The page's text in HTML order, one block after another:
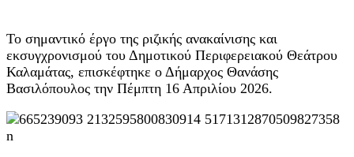
Το σημαντικό έργο της ριζικής ανακαίνισης και
εκσυγχρονισμού του Δημοτικού Περιφερειακού Θεάτρου
Καλαμάτας, επισκέφτηκε ο Δήμαρχος Θανάσης
Βασιλόπουλος την Πέμπτη 16 Απριλίου 2026.